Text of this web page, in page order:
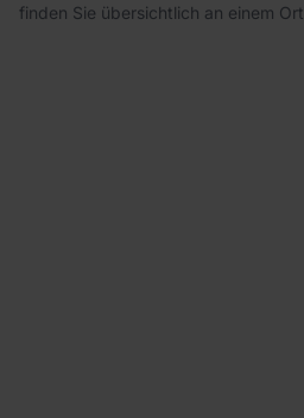
finden Sie übersichtlich an einem Ort.